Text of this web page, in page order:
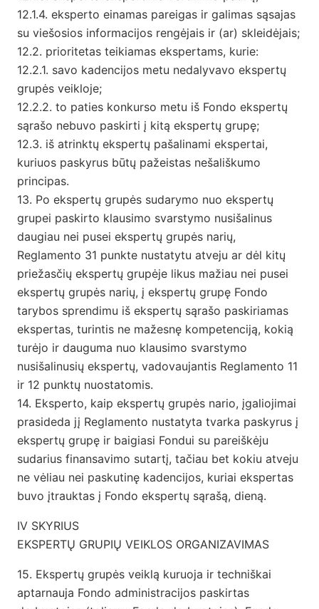
12.1.4. eksperto einamas pareigas ir galimas sąsajas
su viešosios informacijos rengėjais ir (ar) skleidėjais;
12.2. prioritetas teikiamas ekspertams, kurie:
12.2.1. savo kadencijos metu nedalyvavo ekspertų
grupės veikloje;
12.2.2. to paties konkurso metu iš Fondo ekspertų
sąrašo nebuvo paskirti į kitą ekspertų grupę;
12.3. iš atrinktų ekspertų pašalinami ekspertai,
kuriuos paskyrus būtų pažeistas nešališkumo
principas.
13. Po ekspertų grupės sudarymo nuo ekspertų
grupei paskirto klausimo svarstymo nusišalinus
daugiau nei pusei ekspertų grupės narių,
Reglamento 31 punkte nustatytu atveju ar dėl kitų
priežasčių ekspertų grupėje likus mažiau nei pusei
ekspertų grupės narių, į ekspertų grupę Fondo
tarybos sprendimu iš ekspertų sąrašo paskiriamas
ekspertas, turintis ne mažesnę kompetenciją, kokią
turėjo ir dauguma nuo klausimo svarstymo
nusišalinusių ekspertų, vadovaujantis Reglamento 11
ir 12 punktų nuostatomis.
14. Eksperto, kaip ekspertų grupės nario, įgaliojimai
prasideda jį Reglamento nustatyta tvarka paskyrus į
ekspertų grupę ir baigiasi Fondui su pareiškėju
sudarius finansavimo sutartį, tačiau bet kokiu atveju
ne vėliau nei paskutinę kadencijos, kuriai ekspertas
buvo įtrauktas į Fondo ekspertų sąrašą, dieną.
IV SKYRIUS
EKSPERTŲ GRUPIŲ VEIKLOS ORGANIZAVIMAS
15. Ekspertų grupės veiklą kuruoja ir techniškai
aptarnauja Fondo administracijos paskirtas